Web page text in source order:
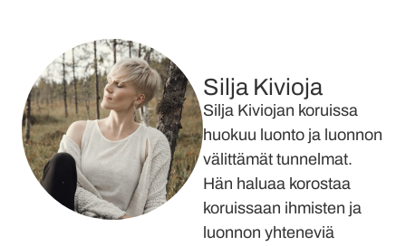
Silja Kivioja
Silja Kiviojan koruissa
huokuu luonto ja luonnon
välittämät tunnelmat.
Hän haluaa korostaa
koruissaan ihmisten ja
luonnon yhteneviä